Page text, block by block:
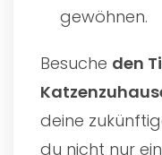
gewöhnen.
Besuche den
deine
du nicht nur